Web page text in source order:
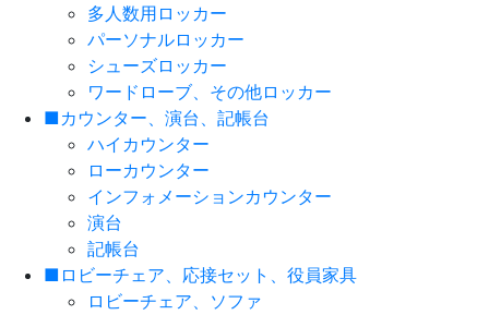
多人数用ロッカー
パーソナルロッカー
シューズロッカー
ワードローブ、その他ロッカー
■カウンター、演台、記帳台
ハイカウンター
ローカウンター
インフォメーションカウンター
演台
記帳台
■ロビーチェア、応接セット、役員家具
ロビーチェア、ソファ